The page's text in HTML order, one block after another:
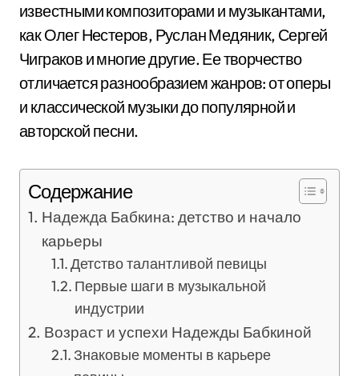
известными композиторами и музыкантами,
как Олег Нестеров, Руслан Медяник, Сергей
Чиграков и многие другие. Ее творчество
отличается разнообразием жанров: от оперы
и классической музыки до популярной и
авторской песни.
Содержание
Надежда Бабкина: детство и начало
карьеры
Детство талантливой певицы
Первые шаги в музыкальной
индустрии
Возраст и успехи Надежды Бабкиной
Знаковые моменты в карьере